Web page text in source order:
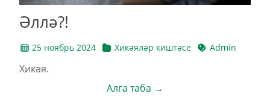
Әллә?!
25 ноябрь 2024 Хикәяләр киштәсе Admin
Хикәя.
Алга таба →